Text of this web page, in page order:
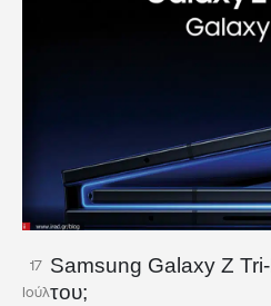
17
Ιούλ
Samsung Galaxy Z Tri-
του;